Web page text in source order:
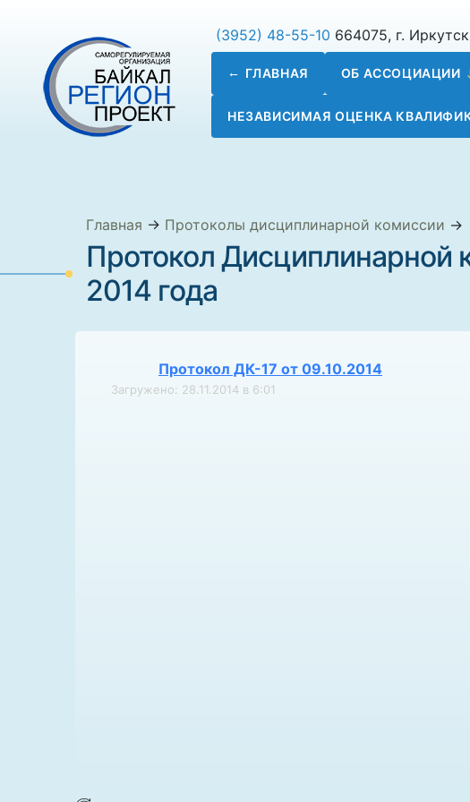
(3952) 48-55-10 664075, г.
ГЛАВНАЯ ОБ АССОЦИАЦИИ
НЕЗАВИСИМАЯ ОЦЕНКА
Главная → Протоколы дисциплинарной комиссии →
Протокол Дисциплинарной
2014 года
Протокол ДК-17 от 09.10.2014
Загружено: 28.11.2014 в 6:01